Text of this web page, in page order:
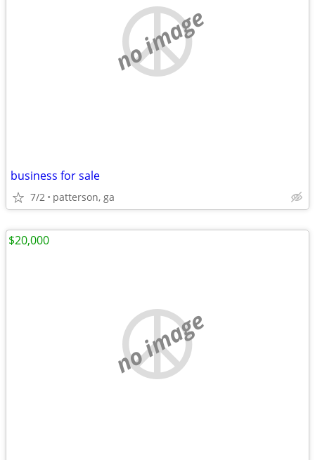
no image
business for sale
7/2 patterson, ga
no image
$20,000